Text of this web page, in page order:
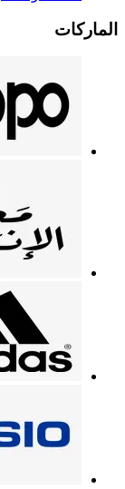
الماركات